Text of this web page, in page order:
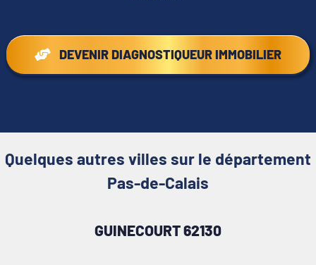
DEVENIR DIAGNOSTIQUEUR IMMOBILIER
Quelques autres villes sur le département
Pas-de-Calais
GUINECOURT 62130